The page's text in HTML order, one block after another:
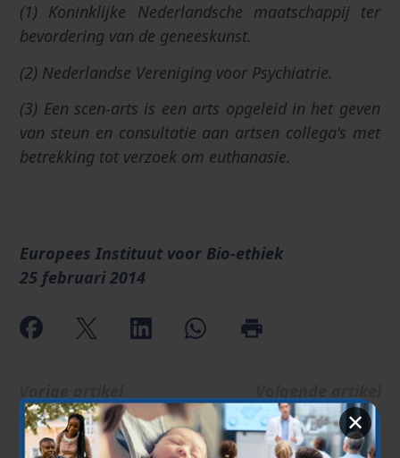
(1) Koninklijke Nederlandsche maatschappij ter
bevordering van de geneeskunst.
(2) Nederlandse Vereniging voor Psychiatrie.
(3) Een scen-arts is een arts opgeleid in het geven
van steun en consultatie aan artsen collega's met
betrekking tot verzoek om euthanasie.
Europees Instituut voor Bio-ethiek
25 februari 2014
←
→
✕